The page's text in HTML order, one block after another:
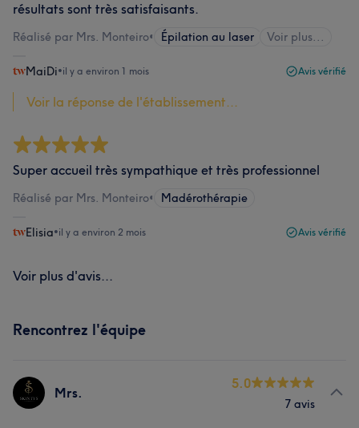
résultats sont très satisfaisants.
Réalisé par Mrs. Monteiro• Épilation au laser Voir plus...
MaiDi•il y a environ 1 mois Avis vérifié
Voir la réponse de l'établissement...
Super accueil très sympathique et très professionnel
Réalisé par Mrs. Monteiro• Madérothérapie
Elisia•il y a environ 2 mois Avis vérifié
Voir plus d'avis...
Rencontrez l'équipe
Mrs.
5.0
7 avis